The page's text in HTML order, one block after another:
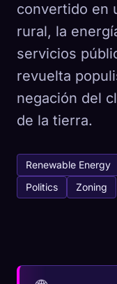
convertido en
rural, la
servicios
revuelta
negación del
de la tierra.
Renewable Energy
Politics
Zoning